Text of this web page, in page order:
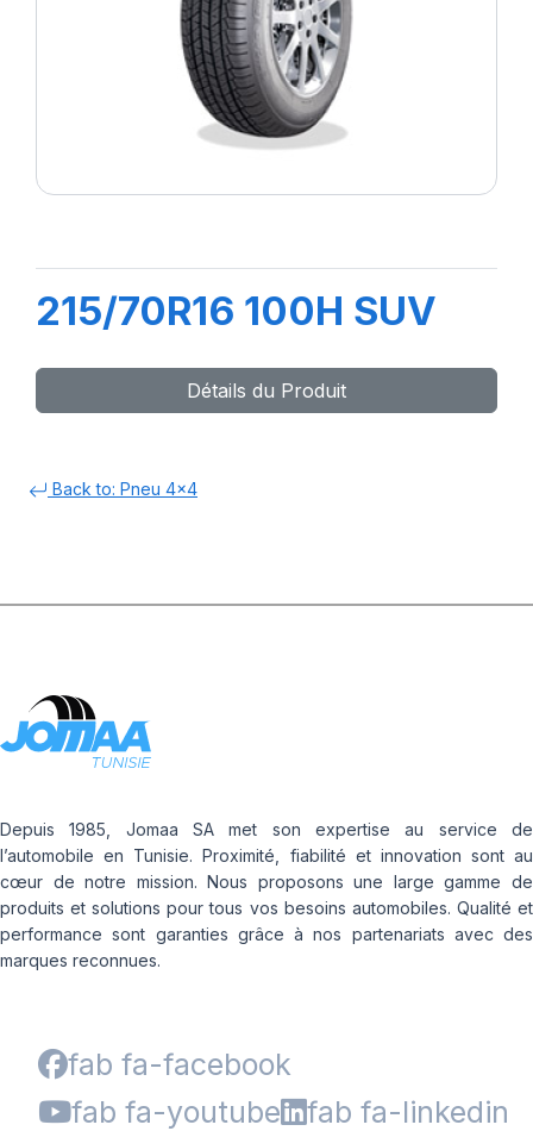
215/70R16 100H SUV
Détails du Produit
Back to: Pneu 4x4
Depuis 1985, Jomaa SA met son expertise au service de
l’automobile en Tunisie. Proximité, fiabilité et innovation sont au
cœur de notre mission. Nous proposons une large gamme de
produits et solutions pour tous vos besoins automobiles. Qualité et
performance sont garanties grâce à nos partenariats avec des
marques reconnues.
fab fa-facebook
fab fa-youtube
fab fa-linkedin